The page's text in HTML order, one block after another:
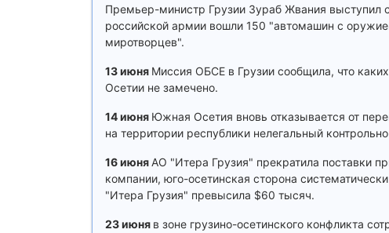
Премьер-министр Грузии Зураб Жвания выступил
российской армии вошли 150 "автомашин с
миротворцев".
13 июня Миссия ОБСЕ в Грузии сообщила, что
Осетии не замечено.
14 июня Южная Осетия вновь отказывается от
на территории республики нелегальный
16 июня АО "Итера Грузия" прекратила поставки
компании, юго-осетинская сторона
"Итера Грузия" превысила $60 тысяч.
23 июня в зоне грузино-осетинского конфликта